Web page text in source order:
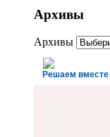
Архивы
Архивы
Решаем вместе